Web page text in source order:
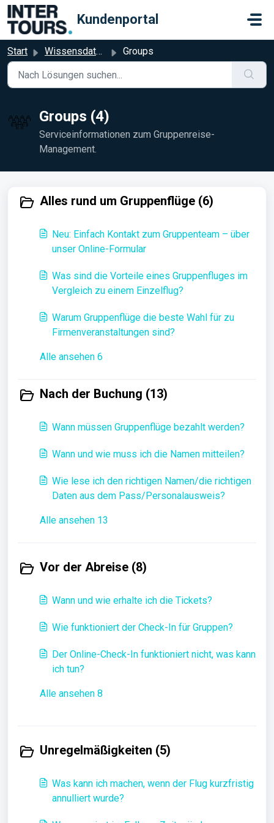
Zum hauptsächlichen Inhalt gehen
Kundenportal
Start Wissensdatenbank Groups
Groups (4)
Serviceinformationen zum Gruppenreise-
Management.
Alles rund um Gruppenflüge (6)
Neu: Einfach Kontakt zum Gruppenteam – über
unser Online-Formular
Was sind die Vorteile eines Gruppenfluges im
Vergleich zu einem Einzelflug?
Warum Gruppenflüge die beste Wahl für zu
Firmenveranstaltungen sind?
Alle ansehen 6
Nach der Buchung (13)
Wann müssen Gruppenflüge bezahlt werden?
Wann und wie muss ich die Namen mitteilen?
Wie lese ich den richtigen Namen/die richtigen
Daten aus dem Pass/Personalausweis?
Alle ansehen 13
Vor der Abreise (8)
Wann und wie erhalte ich die Tickets?
Wie funktioniert der Check-In für Gruppen?
Der Online-Check-In funktioniert nicht, was kann
ich tun?
Alle ansehen 8
Unregelmäßigkeiten (5)
Was kann ich machen, wenn der Flug kurzfristig
annulliert wurde?